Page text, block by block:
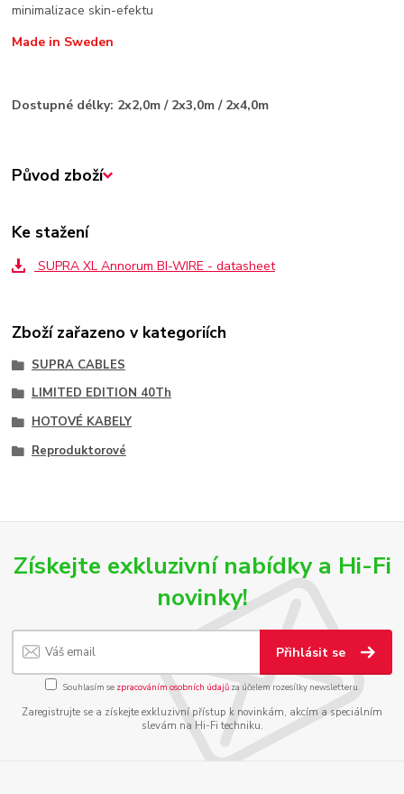
minimalizace skin-efektu
Made in Sweden
Dostupné délky: 2x2,0m / 2x3,0m / 2x4,0m
Původ zboží
Ke stažení
SUPRA XL Annorum BI-WIRE - datasheet
Zboží zařazeno v kategoriích
SUPRA CABLES
LIMITED EDITION 40Th
HOTOVÉ KABELY
Reproduktorové
Získejte exkluzivní nabídky a Hi-Fi
novinky!
Přihlásit se
Souhlasím se zpracováním osobních údajůza účelem rozesílky newsletteru.
Zaregistrujte se a získejte exkluzivní přístup k novinkám, akcím a speciálním
slevám na Hi-Fi techniku.